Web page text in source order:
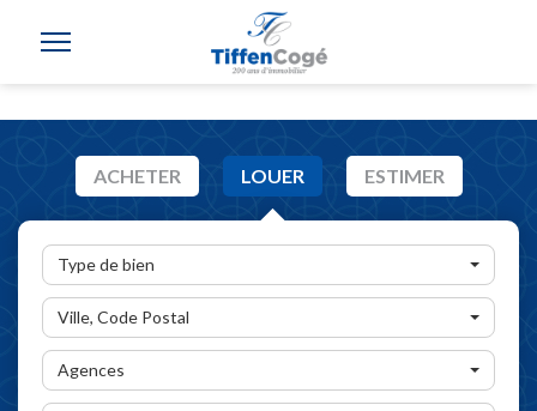
ACHETER LOUER ESTIMER
Type de bien
Ville, Code Postal
Agences